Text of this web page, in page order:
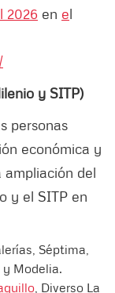
2026 en el
y SITP)
personas
económica y
del
y el SITP en
Séptima,
Modelia.
, Diverso La